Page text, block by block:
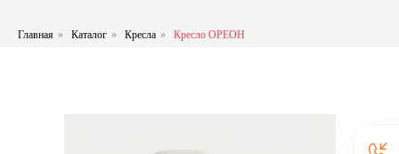
Главная » Каталог » Кресла » Кресло ОРЕОН